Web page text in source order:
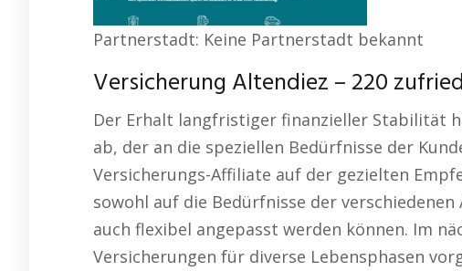
Partnerstadt: Keine Partnerstadt bekannt
Versicherung Altendiez – 220
Der Erhalt langfristiger finanzieller Stabilität
ab, der an die speziellen Bedürfnisse der
Versicherungs-Affiliate auf der gezielten
sowohl auf die Bedürfnisse der
auch flexibel angepasst werden können. Im
Versicherungen für diverse Lebensphasen